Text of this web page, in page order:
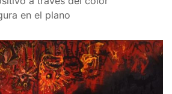
en el plano